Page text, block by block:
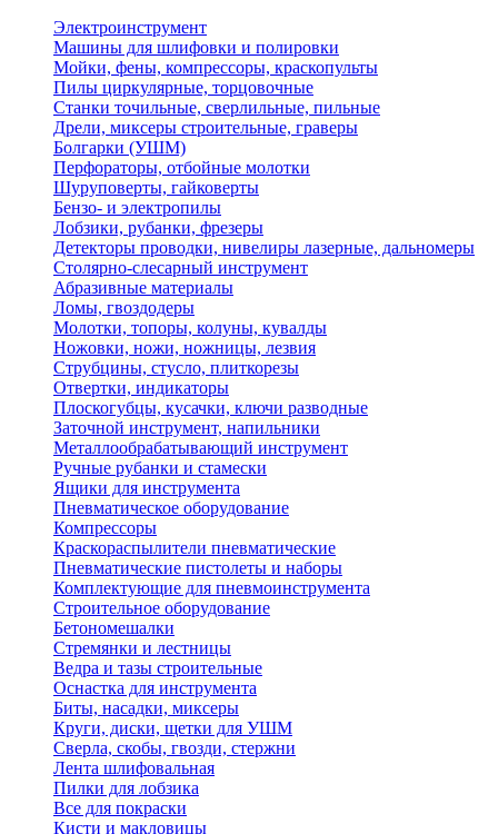
Электроинструмент
Машины для шлифовки и полировки
Мойки, фены, компрессоры, краскопульты
Пилы циркулярные, торцовочные
Станки точильные, сверлильные, пильные
Дрели, миксеры строительные, граверы
Болгарки (УШМ)
Перфораторы, отбойные молотки
Шуруповерты, гайковерты
Бензо- и электропилы
Лобзики, рубанки, фрезеры
Детекторы проводки, нивелиры лазерные, дальномеры
Столярно-слесарный инструмент
Абразивные материалы
Ломы, гвоздодеры
Молотки, топоры, колуны, кувалды
Ножовки, ножи, ножницы, лезвия
Струбцины, стусло, плиткорезы
Отвертки, индикаторы
Плоскогубцы, кусачки, ключи разводные
Заточной инструмент, напильники
Металлообрабатывающий инструмент
Ручные рубанки и стамески
Ящики для инструмента
Пневматическое оборудование
Компрессоры
Краскораспылители пневматические
Пневматические пистолеты и наборы
Комплектующие для пневмоинструмента
Строительное оборудование
Бетономешалки
Стремянки и лестницы
Ведра и тазы строительные
Оснастка для инструмента
Биты, насадки, миксеры
Круги, диски, щетки для УШМ
Сверла, скобы, гвозди, стержни
Лента шлифовальная
Пилки для лобзика
Все для покраски
Кисти и макловицы